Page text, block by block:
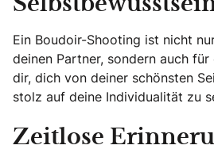
Ein Boudoir-Shooting ist nicht
deinen Partner, sondern auch
dir, dich von deiner schönsten
stolz auf deine Individualität zu
Zeitlose